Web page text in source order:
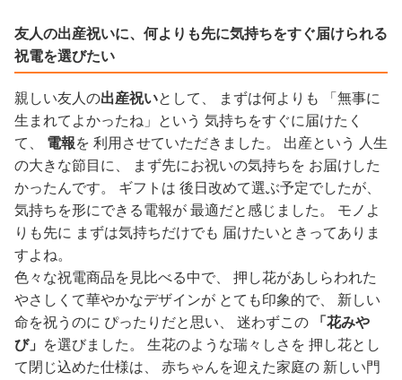
友人の出産祝いに、何よりも先に気持ちをすぐ届けられる
祝電を選びたい
親しい友人の出産祝いとして、 まずは何よりも 「無事に
生まれてよかったね」という 気持ちをすぐに届けたく
て、 電報を 利用させていただきました。 出産という 人生
の大きな節目に、 まず先にお祝いの気持ちを お届けした
かったんです。 ギフトは 後日改めて選ぶ予定でしたが、
気持ちを形にできる電報が 最適だと感じました。 モノよ
りも先に まずは気持ちだけでも 届けたいときってありま
すよね。
色々な祝電商品を見比べる中で、 押し花があしらわれた
やさしくて華やかなデザインが とても印象的で、 新しい
命を祝うのに ぴったりだと思い、 迷わずこの
「花みや
び」
を選びました。 生花のような瑞々しさを 押し花とし
て閉じ込めた仕様は、 赤ちゃんを迎えた家庭の 新しい門